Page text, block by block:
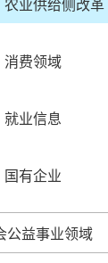
农业供给侧改革
消费领域
就业信息
国有企业
公益事业领域